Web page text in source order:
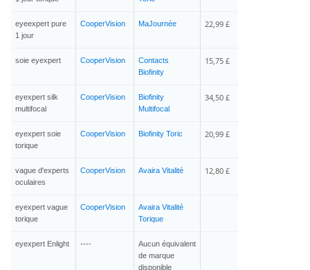
eyeexpert pure
1 jour
CooperVision MaJournée 22,99 £
soie eyexpert CooperVision
Contacts
Biofinity
15,75 £
eyexpert silk
multifocal
CooperVision
Biofinity
Multifocal
34,50 £
eyexpert soie
torique
CooperVision Biofinity Toric 20,99 £
vague d'experts
oculaires
CooperVision Avaira Vitalité 12,80 £
eyexpert vague
torique
CooperVision
Avaira Vitalité
Torique
eyexpert Enlight ----
Aucun équivalent
de marque
disponible